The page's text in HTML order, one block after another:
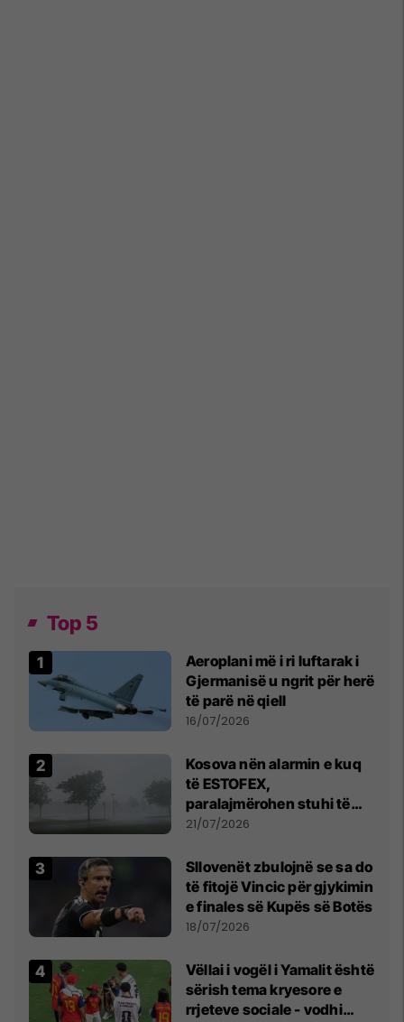
Top 5
Aeroplani më i ri luftarak i
Gjermanisë u ngrit për herë
të parë në qiell
16/07/2026
Kosova nën alarmin e kuq
të ESTOFEX,
paralajmërohen stuhi të
fuqishme me breshër dhe
21/07/2026
Sllovenët zbulojnë se sa do
të fitojë Vincic për gjykimin
e finales së Kupës së Botës
18/07/2026
Vëllai i vogël i Yamalit është
sërish tema kryesore e
rrjeteve sociale - vodhi